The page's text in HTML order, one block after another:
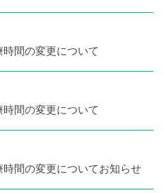
間の変更について
間の変更について
間の変更についてお知らせ